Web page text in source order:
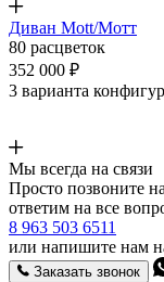
Диван Mott/Мотт
80 расцветок
352 000 ₽
3 варианта
Мы всегда на связи
Просто позвоните
ответим на все
8 963 503 6511
или напишите нам
Заказать звонок